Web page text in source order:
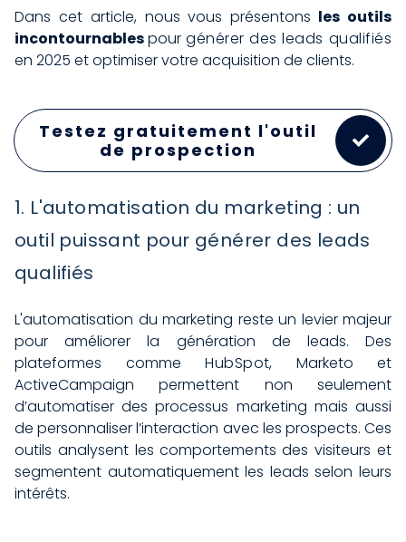
Dans cet article, nous vous présentons les outils
incontournablespourgénérer des leads qualifiés
en 2025 et optimiser votre acquisition de clients.
Testez gratuitement l'outil
de prospection
1. L'automatisation du marketing : un
outil puissant pour générer des leads
qualifiés
L'automatisation du marketing reste un levier majeur
pour améliorer la génération de leads. Des
plateformes comme HubSpot, Marketo et
ActiveCampaign permettent non seulement
d’automatiser des processus marketing mais aussi
de personnaliser l’interaction avec les prospects. Ces
outils analysent les comportements des visiteurs et
segmentent automatiquement les leads selon leurs
intérêts.